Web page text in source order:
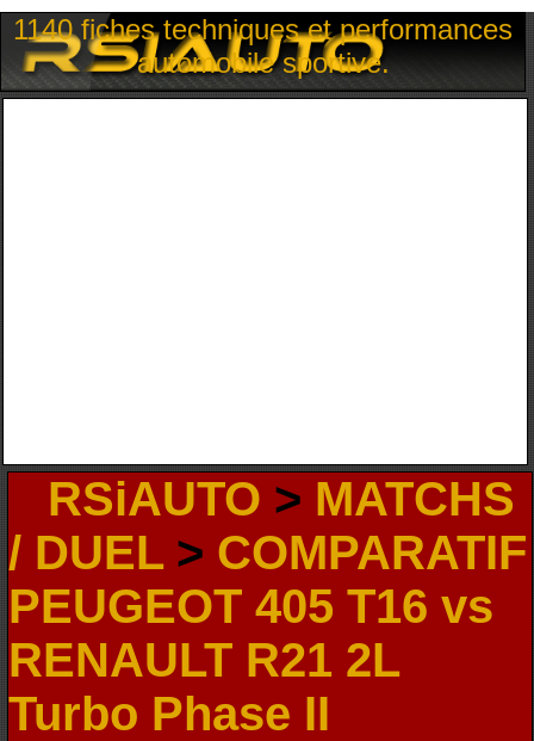
1140 fiches techniques et performances
automobile sportive.
RSiAUTO > MATCHS
/ DUEL> COMPARATIF
PEUGEOT 405 T16 vs
RENAULT R21 2L
Turbo Phase II